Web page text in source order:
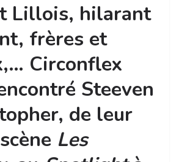
Lillois, hilarant
frères et
Circonflex
Steeven
de leur
Les